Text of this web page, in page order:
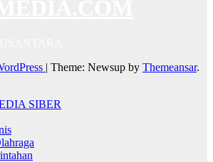
| Theme: Newsup by Themeansar.
SIBER